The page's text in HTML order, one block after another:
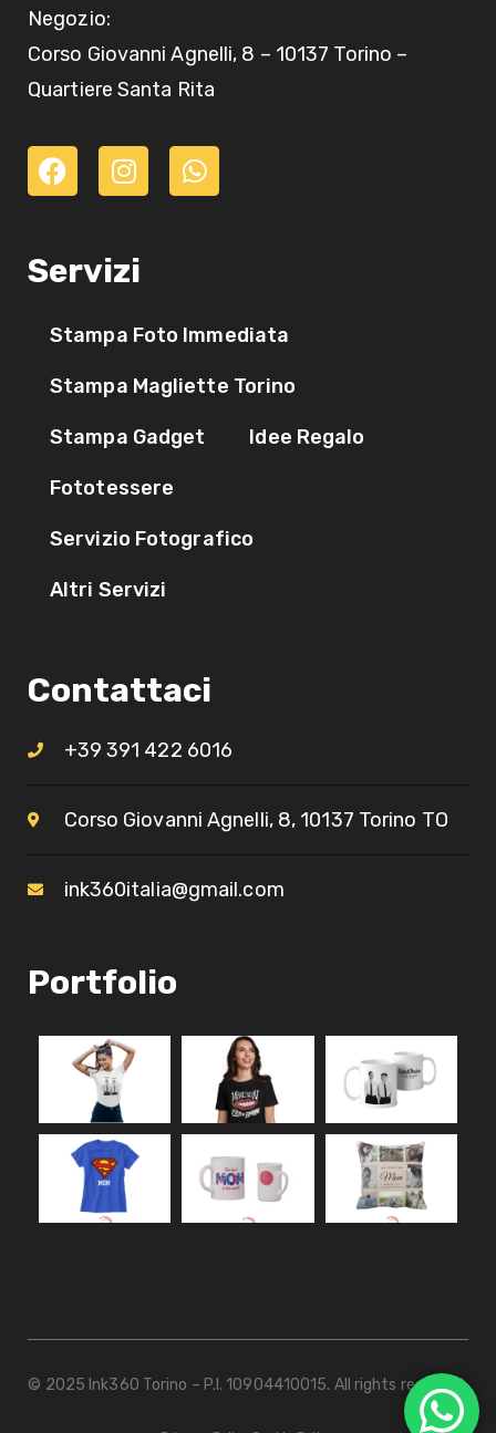
Negozio:
Corso Giovanni Agnelli, 8 – 10137 Torino –
Quartiere Santa Rita
Servizi
Stampa Foto Immediata
Stampa Magliette Torino
Stampa Gadget Idee Regalo
Fototessere
Servizio Fotografico
Altri Servizi
Contattaci
+39 391 422 6016
Corso Giovanni Agnelli, 8, 10137 Torino TO​
ink360italia@gmail.com
Portfolio
© 2025 Ink360 Torino – P.I. 10904410015. All rights reserved.